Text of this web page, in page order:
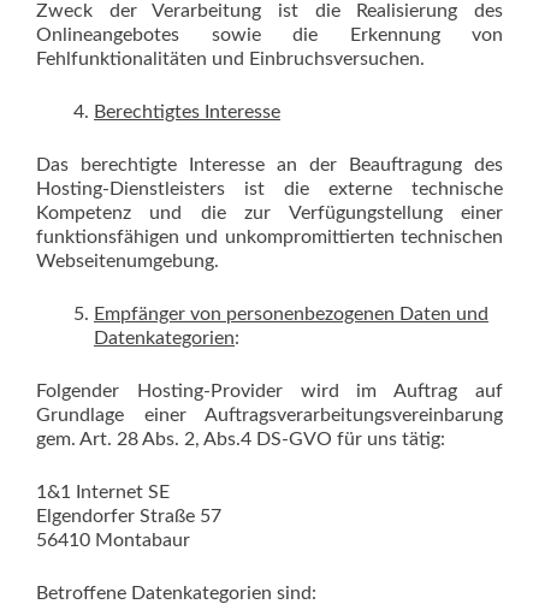
Zweck der Verarbeitung ist die Realisierung des
Onlineangebotes sowie die Erkennung von
Fehlfunktionalitäten und Einbruchsversuchen.
Berechtigtes Interesse
Das berechtigte Interesse an der Beauftragung des
Hosting-Dienstleisters ist die externe technische
Kompetenz und die zur Verfügungstellung einer
funktionsfähigen und unkompromittierten technischen
Webseitenumgebung.
Empfänger von personenbezogenen Daten und
Datenkategorien:
Folgender Hosting-Provider wird im Auftrag auf
Grundlage einer Auftragsverarbeitungsvereinbarung
gem. Art. 28 Abs. 2, Abs.4 DS-GVO für uns tätig:
1&1 Internet SE
Elgendorfer Straße 57
56410 Montabaur
Betroffene Datenkategorien sind: